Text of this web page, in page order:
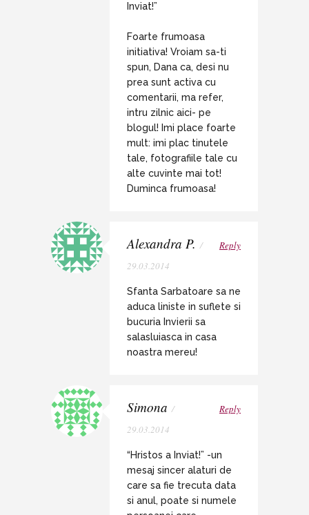
Inviat!”
Foarte frumoasa
initiativa! Vroiam sa-ti
spun, Dana ca, desi nu
prea sunt activa cu
comentarii, ma refer,
intru zilnic aici- pe
blogul! Imi place foarte
mult: imi plac tinutele
tale, fotografiile tale cu
alte cuvinte mai tot!
Duminca frumoasa!
Alexandra P. /
29.03.2014
Reply
Sfanta Sarbatoare sa ne
aduca liniste in suflete si
bucuria Invierii sa
salasluiasca in casa
noastra mereu!
Simona /
29.03.2014
Reply
“Hristos a Inviat!” -un
mesaj sincer alaturi de
care sa fie trecuta data
si anul, poate si numele